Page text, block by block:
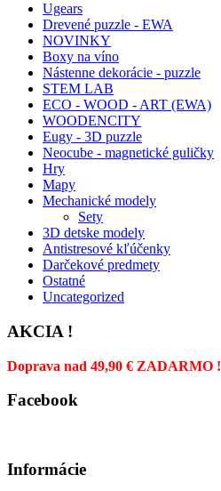
Ugears
Drevené puzzle - EWA
NOVINKY
Boxy na víno
Nástenne dekorácie - puzzle
STEM LAB
ECO - WOOD - ART (EWA)
WOODENCITY
Eugy - 3D puzzle
Neocube - magnetické guličky
Hry
Mapy
Mechanické modely
Sety
3D detske modely
Antistresové kľúčenky
Darčekové predmety
Ostatné
Uncategorized
AKCIA !
Doprava nad 49,90 € ZADARMO !
Facebook
Informácie